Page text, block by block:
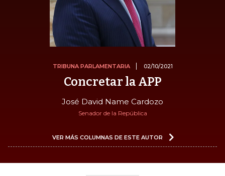
TRIBUNA PARLAMENTARIA 02/10/2021
Concretar la APP
José David Name Cardozo
Senador de la República
VER MÁS COLUMNAS DE ESTE AUTOR